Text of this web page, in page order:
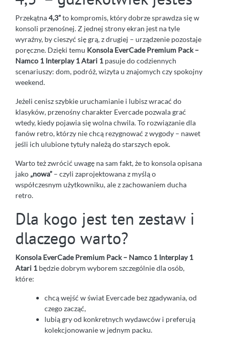
Przekątna4,3”to kompromis, który dobrze sprawdza się w
konsoli przenośnej. Z jednej strony ekran jest na tyle
wyraźny, by cieszyć się grą, z drugiej – urządzenie pozostaje
poręczne. Dzięki temu Konsola EverCade Premium Pack –
Namco 1 Interplay 1 Atari 1 pasuje do codziennych
scenariuszy: dom, podróż, wizyta u znajomych czy spokojny
weekend.
Jeżeli cenisz szybkie uruchamianie i lubisz wracać do
klasyków, przenośny charakter Evercade pozwala grać
wtedy, kiedy pojawia się wolna chwila. To rozwiązanie dla
fanów retro, którzy nie chcą rezygnować z wygody – nawet
jeśli ich ulubione tytuły należą do starszych epok.
Warto też zwrócić uwagę na sam fakt, że to konsola opisana
jako „nowa” – czyli zaprojektowana z myślą o
współczesnym użytkowniku, ale z zachowaniem ducha
retro.
Dla kogo jest ten zestaw i
dlaczego warto?
Konsola EverCade Premium Pack – Namco 1 Interplay 1
Atari 1 będzie dobrym wyborem szczególnie dla osób,
które:
chcą wejść w świat Evercade bez zgadywania, od
czego zacząć,
lubią gry od konkretnych wydawców i preferują
kolekcjonowanie w jednym packu.